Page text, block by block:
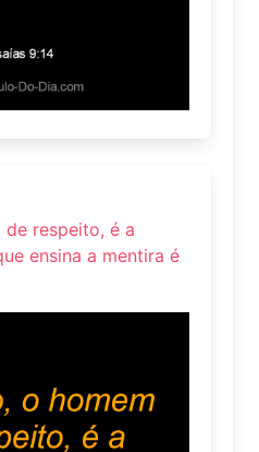
de respeito, é a
ensina a mentira é